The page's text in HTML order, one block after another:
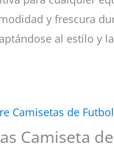
y frescura
al estilo y
Camisetas de
Camiseta